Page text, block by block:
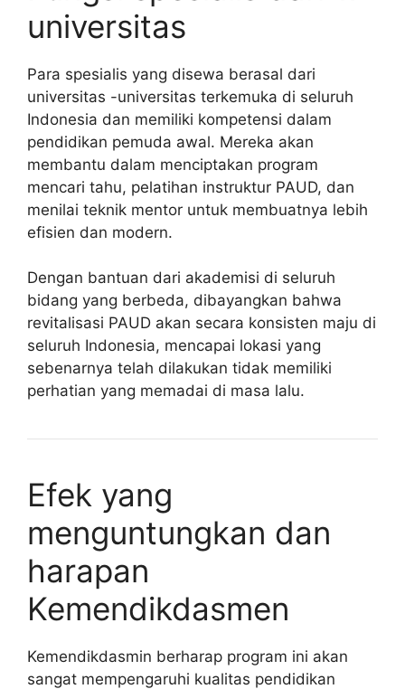
universitas
Para spesialis yang disewa berasal dari
universitas -universitas terkemuka di seluruh
Indonesia dan memiliki kompetensi dalam
pendidikan pemuda awal. Mereka akan
membantu dalam menciptakan program
mencari tahu, pelatihan instruktur PAUD, dan
menilai teknik mentor untuk membuatnya lebih
efisien dan modern.
Dengan bantuan dari akademisi di seluruh
bidang yang berbeda, dibayangkan bahwa
revitalisasi PAUD akan secara konsisten maju di
seluruh Indonesia, mencapai lokasi yang
sebenarnya telah dilakukan tidak memiliki
perhatian yang memadai di masa lalu.
Efek yang
menguntungkan dan
harapan
Kemendikdasmen
Kemendikdasmin berharap program ini akan
sangat mempengaruhi kualitas pendidikan